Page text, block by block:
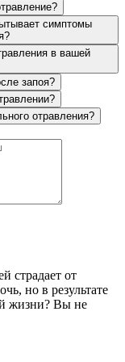
назад. От
10 лет
организм.
с
Благодарен
Все это
будто
симптомы
в вашей
запоя?
отравления?
страдает от
но в результате
жизни? Вы не